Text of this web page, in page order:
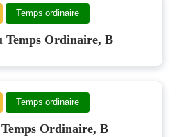
Temps ordinaire
Temps Ordinaire, B
Temps ordinaire
Ordinaire, B